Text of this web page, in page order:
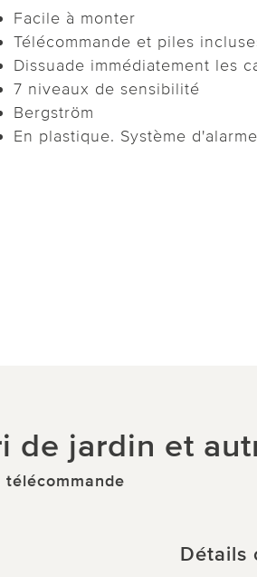
Facile à monter
Télécommande et piles
Dissuade immédiatement les
7 niveaux de sensibilité
Bergström
En plastique. Système
de jardin et
Détails